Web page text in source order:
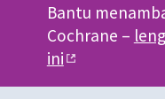
Bantu
Cochrane –
ini